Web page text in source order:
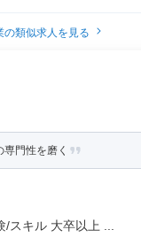
の類似求人を見る
門性を磨く
スキル 大卒以上 ...